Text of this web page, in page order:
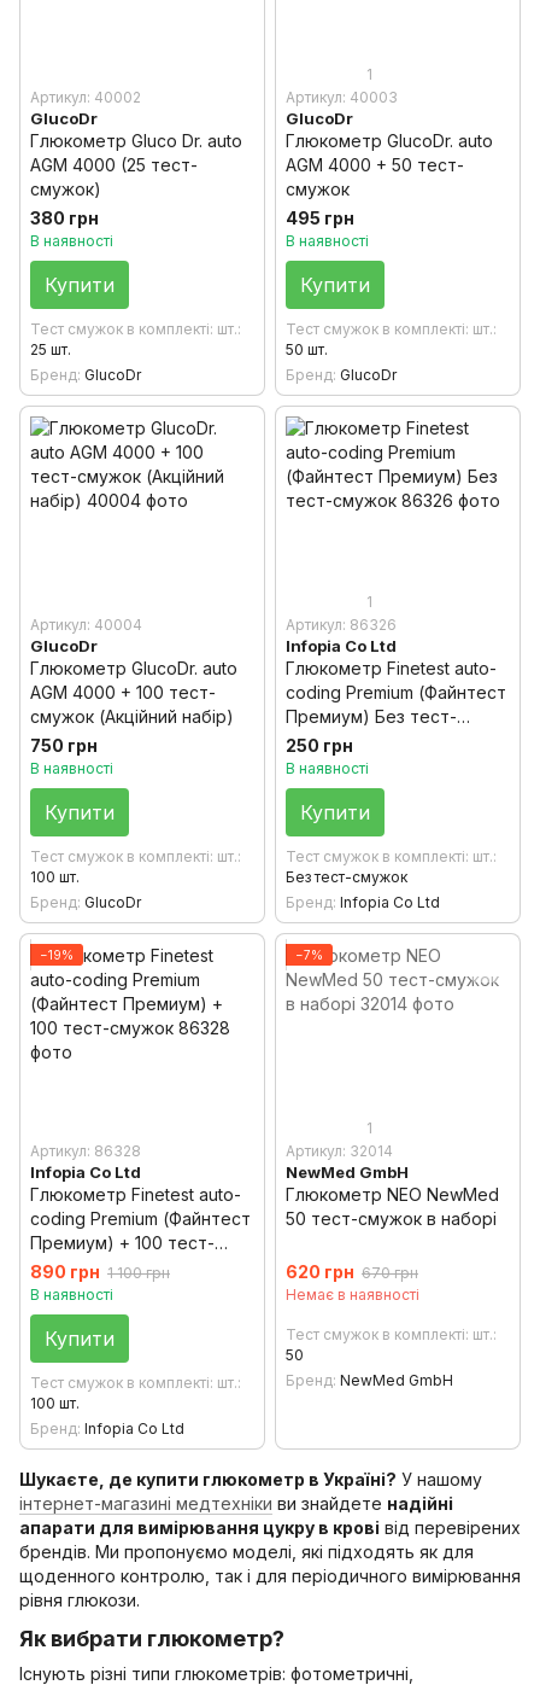
Артикул: 40002
GlucoDr
Глюкометр Gluсo Dr. auto
AGM 4000 (25 тест-
смужок)
380 грн
В наявності
Купити
Тест смужок в комплекті: шт.
25 шт.
Бренд GlucoDr
1
Артикул: 40003
GlucoDr
Глюкометр GlucoDr. auto
AGM 4000 + 50 тест-
смужок
495 грн
В наявності
Купити
Тест смужок в комплекті: шт.
50 шт.
Бренд GlucoDr
Артикул: 40004
GlucoDr
Глюкометр GlucoDr. auto
AGM 4000 + 100 тест-
смужок (Акційний набір)
750 грн
В наявності
Купити
Тест смужок в комплекті: шт.
100 шт.
Бренд GlucoDr
1
Артикул: 86326
Infopia Co Ltd
Глюкометр Finetest auto-
coding Premium (Файнтест
Премиум) Без тест-
смужок
250 грн
В наявності
Купити
Тест смужок в комплекті: шт.
Без тест-смужок
Бренд Infopia Co Ltd
−19%
Артикул: 86328
Infopia Co Ltd
Глюкометр Finetest auto-
coding Premium (Файнтест
Премиум) + 100 тест-
смужок
890 грн 1 100 грн
В наявності
Купити
Тест смужок в комплекті: шт.
100 шт.
Бренд Infopia Co Ltd
−7%
1
Артикул: 32014
NewMed GmbH
Глюкометр NEO NewMed
50 тест-смужок в наборі
620 грн 670 грн
Немає в наявності
Тест смужок в комплекті: шт.
50
Бренд NewMed GmbH
Шукаєте, де купити глюкометр в Україні? У нашому
інтернет-магазині медтехніки ви знайдете надійні
апарати для вимірювання цукру в крові від перевірених
брендів. Ми пропонуємо моделі, які підходять як для
щоденного контролю, так і для періодичного вимірювання
рівня глюкози.
Як вибрати глюкометр?
Існують різні типи глюкометрів: фотометричні,